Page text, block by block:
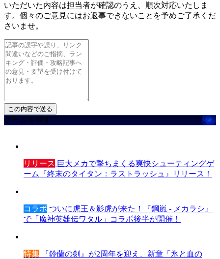
いただいた内容は担当者が確認のうえ、順次対応いたしま
す。個々のご意見にはお返事できないことを予めご了承くだ
さいませ。
ゲームを探す
リリース 巨大メカで撃ちまくる爽快シューティングゲ
ーム『終末のタイタン：ラストラッシュ』リリース！
コラボ ついに虎王＆影虎が来た！『鋼嵐 - メカラシ』
で「魔神英雄伝ワタル」コラボ後半が開催！
特集 『鈴蘭の剣』が2周年を迎え、新章「氷と血の